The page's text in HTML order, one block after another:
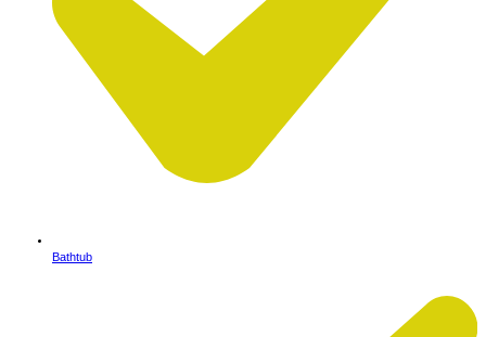
Bathtub